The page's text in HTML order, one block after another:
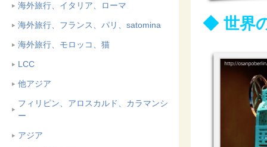
海外旅行、イタリア、ローマ
海外旅行、フランス、パリ、satomina
海外旅行、モロッコ、猫
LCC
他アジア
フィリピン、アロスカルド、カラマンシ
ー
アジア
◆ 世界